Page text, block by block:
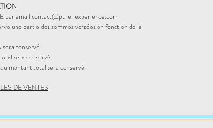
par email contact@pure-experience.com
une partie des sommes versées en fonction de la
conservé
sera conservé
montant total sera conservé.
DE VENTES